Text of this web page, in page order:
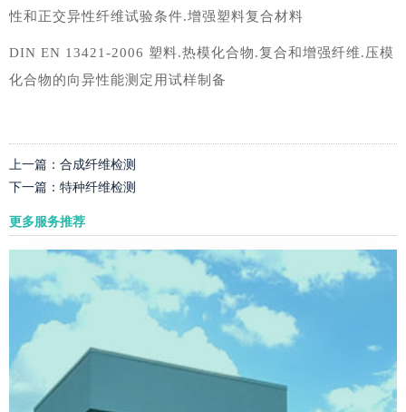
性和正交异性纤维试验条件.增强塑料复合材料
DIN EN 13421-2006 塑料.热模化合物.复合和增强纤维.压模
化合物的向异性能测定用试样制备
上一篇： 合成纤维检测
下一篇： 特种纤维检测
更多服务推荐